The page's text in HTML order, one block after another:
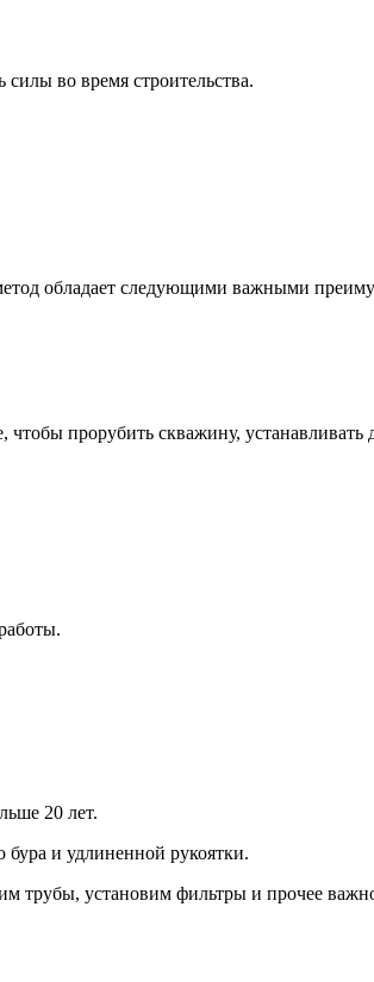
во время строительства.
обладает следующими важными
прорубить скважину, устанавливать
20 лет.
и удлиненной рукоятки.
трубы, установим фильтры и прочее